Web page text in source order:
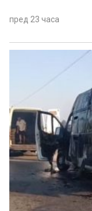
пред 23 часа